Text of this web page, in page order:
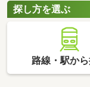
駅から徒歩10分以
探し方を選ぶ
路線・駅か